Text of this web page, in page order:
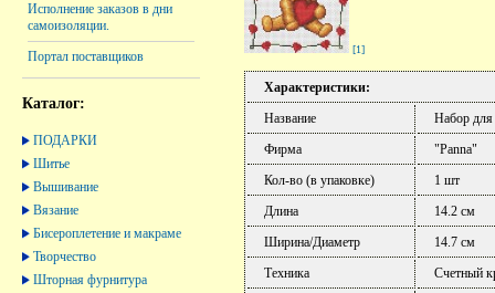
Исполнение заказов в дни
самоизоляции.
Портал поставщиков
Каталог:
ПОДАРКИ
Шитье
Вышивание
Вязание
Бисероплетение и макраме
Творчество
Шторная фурнитура
[1]
Характеристики:
Название
Набор
Фирма
"Panna"
Кол-во (в упаковке)
1 шт
Длина
14.2 см
Ширина/Диаметр
14.7 см
Техника
Счетный